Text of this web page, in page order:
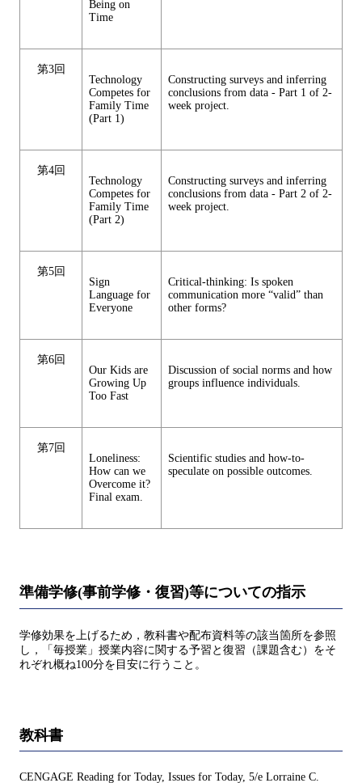
Being on
Time
第3回
Technology
Competes for
Family Time
(Part 1)
Constructing surveys and inferring
conclusions from data - Part 1 of 2-
week project.
第4回
Technology
Competes for
Family Time
(Part 2)
Constructing surveys and inferring
conclusions from data - Part 2 of 2-
week project.
第5回
Sign
Language for
Everyone
Critical-thinking: Is spoken
communication more “valid” than
other forms?
第6回
Our Kids are
Growing Up
Too Fast
Discussion of social norms and how
groups influence individuals.
第7回
Loneliness:
How can we
Overcome it?
Final exam.
Scientific studies and how-to-
speculate on possible outcomes.
準備学修(事前学修・復習)等についての指示
学修効果を上げるため，教科書や配布資料等の該当箇所を参照
し，「毎授業」授業内容に関する予習と復習（課題含む）をそ
れぞれ概ね100分を目安に行うこと。
教科書
CENGAGE Reading for Today, Issues for Today, 5/e Lorraine C.